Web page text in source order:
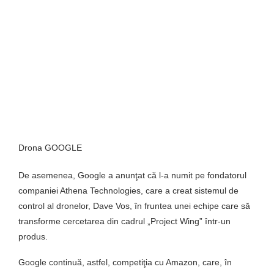
Drona GOOGLE
De asemenea, Google a anunţat că l-a numit pe fondatorul
companiei Athena Technologies, care a creat sistemul de
control al dronelor, Dave Vos, în fruntea unei echipe care să
transforme cercetarea din cadrul „Project Wing” într-un
produs.
Google continuă, astfel, competiţia cu Amazon, care, în